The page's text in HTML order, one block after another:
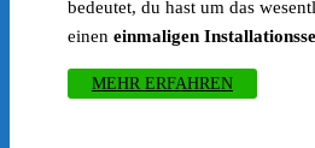
bedeutet, du hast um das
einen einmaligen
MEHR ERFAHREN